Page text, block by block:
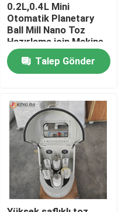
0.2L,0.4L Mini
Otomatik Planetary
Ball Mill Nano Toz
Hazırlama için Makine
Gelişmiş Malzeme
AraştırmasıTalep Gönder